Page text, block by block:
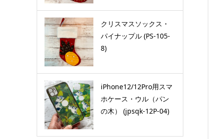
クリスマスソックス・
パイナップル (PS-105-
8)
iPhone12/12Pro用スマ
ホケース・ウル（パン
の木） (jpsqk-12P-04)